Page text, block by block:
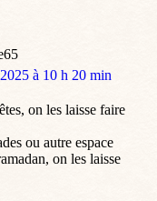
à 10 h 20 min
on les laisse faire
ou autre espace
on les laisse